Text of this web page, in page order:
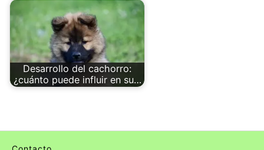
Desarrollo del cachorro:
¿cuánto puede influir en su…